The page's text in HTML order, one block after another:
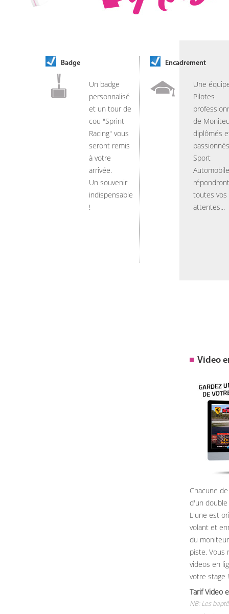
Badge
Un badge
personnalisé
et un tour de
cou "Sprint
Racing" vous
seront remis
à votre
arrivée.
Un souvenir
indispensable
!
Encadrement
Une
Pilotes
de
diplômés
Sport
Automobile
toutes vos
attentes...
Video
Chacune
d'un
L'une est
volant et
du
piste. Vous
videos en
votre stage !
Tarif Video
NB: Les